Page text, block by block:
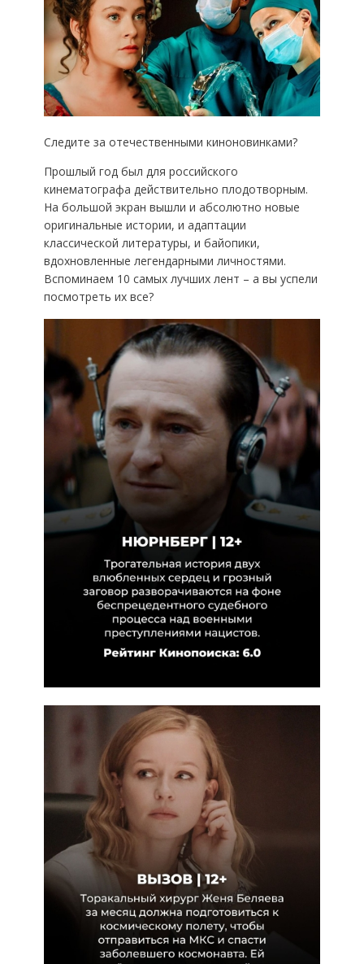
Следите за отечественными киноновинками?
Прошлый год был для российского
кинематографа действительно плодотворным.
На большой экран вышли и абсолютно новые
оригинальные истории, и адаптации
классической литературы, и байопики,
вдохновленные легендарными личностями.
Вспоминаем 10 самых лучших лент – а вы успели
посмотреть их все?